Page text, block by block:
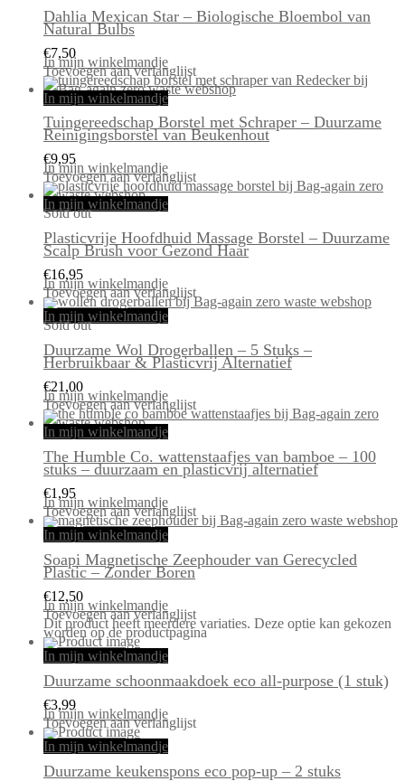
Dahlia Mexican Star – Biologische Bloembol van
Natural Bulbs
€7,50
In mijn winkelmandje
Toevoegen aan verlanglijst
In mijn winkelmandje
Tuingereedschap Borstel met Schraper – Duurzame
Reinigingsborstel van Beukenhout
€9,95
In mijn winkelmandje
Toevoegen aan verlanglijst
In mijn winkelmandje
Sold out
Plasticvrije Hoofdhuid Massage Borstel – Duurzame
Scalp Brush voor Gezond Haar
€16,95
In mijn winkelmandje
Toevoegen aan verlanglijst
In mijn winkelmandje
Sold out
Duurzame Wol Drogerballen – 5 Stuks –
Herbruikbaar & Plasticvrij Alternatief
€21,00
In mijn winkelmandje
Toevoegen aan verlanglijst
In mijn winkelmandje
The Humble Co. wattenstaafjes van bamboe – 100
stuks – duurzaam en plasticvrij alternatief
€1,95
In mijn winkelmandje
Toevoegen aan verlanglijst
In mijn winkelmandje
Soapi Magnetische Zeephouder van Gerecycled
Plastic – Zonder Boren
€12,50
In mijn winkelmandje
Toevoegen aan verlanglijst
Dit product heeft meerdere variaties. Deze optie kan gekozen
worden op de productpagina
In mijn winkelmandje
Duurzame schoonmaakdoek eco all-purpose (1 stuk)
€3,99
In mijn winkelmandje
Toevoegen aan verlanglijst
In mijn winkelmandje
Duurzame keukenspons eco pop-up – 2 stuks